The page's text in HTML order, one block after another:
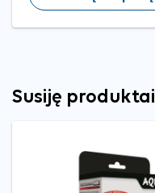
Susiję produktai